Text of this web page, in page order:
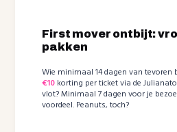
First mover ontbijt:
pakken
Wie minimaal 14 dagen van tevoren
€10 korting per ticket via de
vlot? Minimaal 7 dagen voor je
voordeel. Peanuts, toch?